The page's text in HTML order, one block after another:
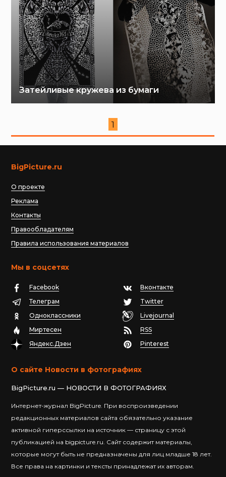
Затейливые кружева из бумаги
1
BigPicture.ru
О проекте
Реклама
Контакты
Правообладателям
Правила использования материалов
Мы в соцсетях
Facebook
Вконтакте
Телеграм
Twitter
Одноклассники
Livejournal
Миртесен
RSS
Яндекс.Дзен
Pinterest
О сайте Новости в фотографиях
BigPicture.ru — НОВОСТИ В ФОТОГРАФИЯХ
Интернет-журнал BigPicture. При воспроизведении
редакционных материалов сайта обязательно указание
активной гиперссылки на источник — страницу с этой
публикацией на bigpicture.ru. Сайт содержит материалы,
которые могут быть не предназначены для лиц младше 18 лет.
Все права на картинки и тексты принадлежат их авторам.